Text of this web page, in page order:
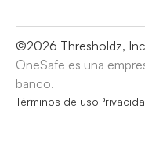
©2026 Thresholdz, Inc
OneSafe es una
banco.
Términos de uso